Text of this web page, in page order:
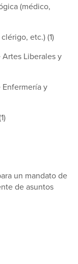
(médico,
etc.) (1)
Liberales y
y
un mandato de
de asuntos